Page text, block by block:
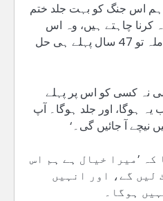
اس جنگ کو بہت جلد ختم
کرنا چاہتے ہیں، وہ اس
سے تنگ آ چکے ہیں، یہ معاملہ تو 47 سال پہلے ہی حل
نہ کسی کو اس پر پہلے
یہ ہوگا، اور جلد ہوگا۔ آپ
نیچے آ جائیں گی۔‘
’میرا خیال ہے ہم اس
لیں گے، اور انہیں
ہوگا۔